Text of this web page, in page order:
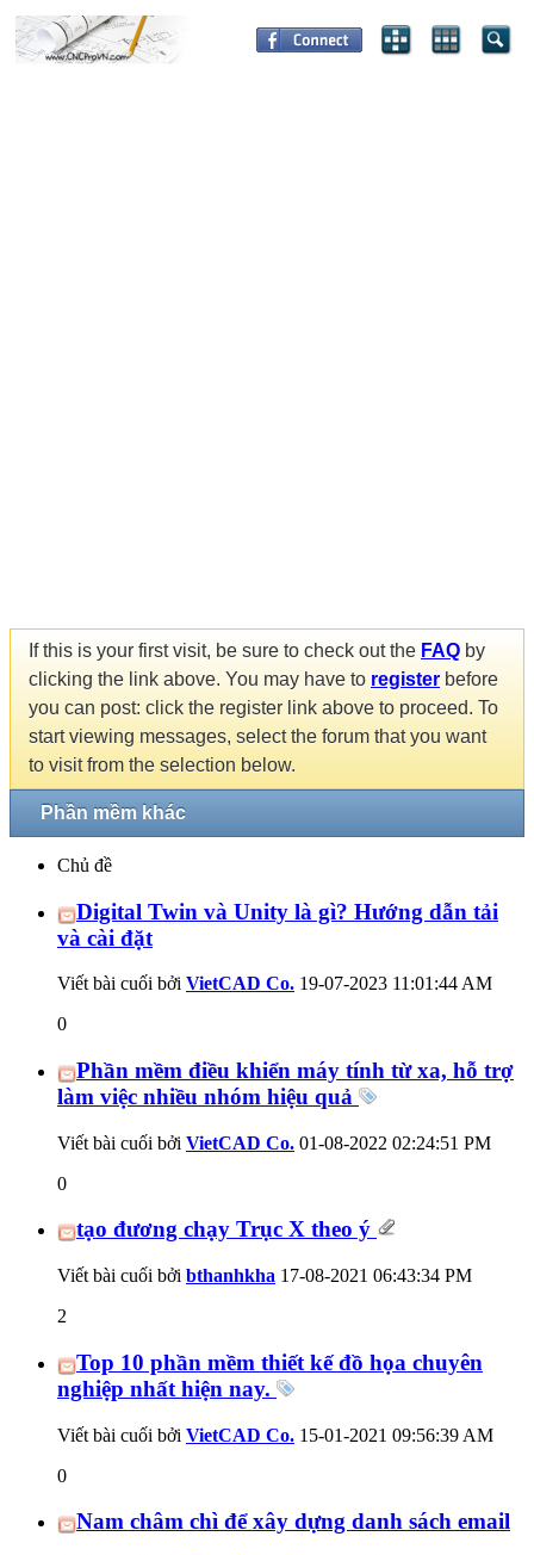
If this is your first visit, be sure to check out the FAQ by
clicking the link above. You may have to register before
you can post: click the register link above to proceed. To
start viewing messages, select the forum that you want
to visit from the selection below.
Phần mềm khác
Chủ đề
Digital Twin và Unity là gì? Hướng dẫn tải
và cài đặt
Viết bài cuối bởi VietCAD Co. 19-07-2023 11:01:44 AM
0
Phần mềm điều khiển máy tính từ xa, hỗ trợ
làm việc nhiều nhóm hiệu quả
Viết bài cuối bởi VietCAD Co. 01-08-2022 02:24:51 PM
0
tạo đương chạy Trục X theo ý
Viết bài cuối bởi bthanhkha 17-08-2021 06:43:34 PM
2
Top 10 phần mềm thiết kế đồ họa chuyên
nghiệp nhất hiện nay.
Viết bài cuối bởi VietCAD Co. 15-01-2021 09:56:39 AM
0
Nam châm chì để xây dựng danh sách email